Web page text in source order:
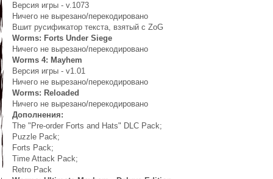
Версия игры - v.1073
Ничего не вырезано/перекодировано
Вшит русификатор текста, взятый с ZoG
Worms: Forts Under Siege
Ничего не вырезано/перекодировано
Worms 4: Mayhem
Версия игры - v1.01
Ничего не вырезано/перекодировано
Worms: Reloaded
Ничего не вырезано/перекодировано
Дополнения:
The "Pre-order Forts and Hats" DLC Pack;
Puzzle Pack;
Forts Pack;
Time Attack Pack;
Retro Pack